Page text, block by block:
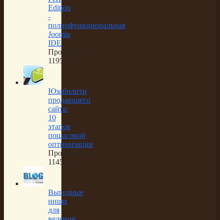
Edition
-
полнофункциональная
Joomla
IDE
Просмотров:
11954
Юзабилити
продающего
сайта:
10
этапов
пошаговой
оптимизации
Просмотров:
11450
Выгодные
ниши
для